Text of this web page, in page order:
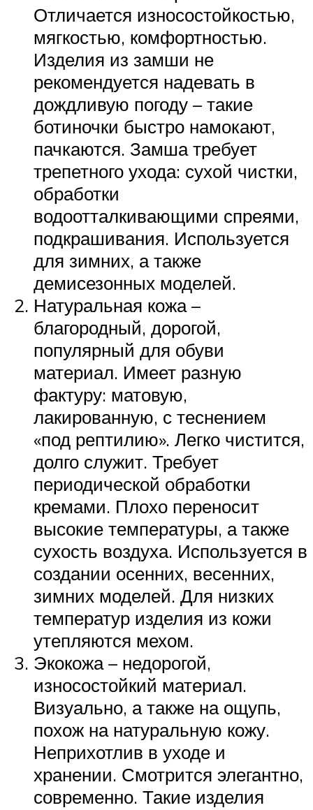
Отличается износостойкостью,
мягкостью, комфортностью.
Изделия из замши не
рекомендуется надевать в
дождливую погоду – такие
ботиночки быстро намокают,
пачкаются. Замша требует
трепетного ухода: сухой чистки,
обработки
водоотталкивающими спреями,
подкрашивания. Используется
для зимних, а также
демисезонных моделей.
Натуральная кожа –
благородный, дорогой,
популярный для обуви
материал. Имеет разную
фактуру: матовую,
лакированную, с теснением
«под рептилию». Легко чистится,
долго служит. Требует
периодической обработки
кремами. Плохо переносит
высокие температуры, а также
сухость воздуха. Используется в
создании осенних, весенних,
зимних моделей. Для низких
температур изделия из кожи
утепляются мехом.
Экокожа – недорогой,
износостойкий материал.
Визуально, а также на ощупь,
похож на натуральную кожу.
Неприхотлив в уходе и
хранении. Смотрится элегантно,
современно. Такие изделия